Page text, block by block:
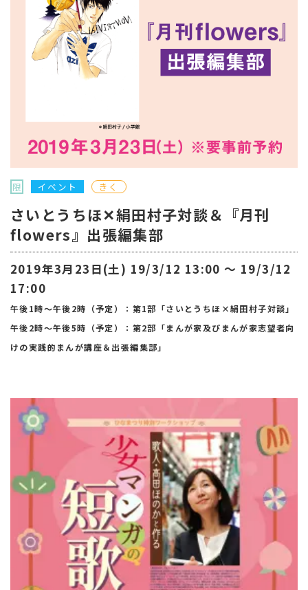
限 イベント きく
さいとうちほ✕絹田村子対談＆『月刊
flowers』出張編集部
2019年3月23日(土) 19/3/12 13:00 〜 19/3/12
17:00
午後1時～午後2時（予定）：第1部「さいとうちほ×絹田村子対談」
午後2時～午後5時（予定）：第2部「まんが家及びまんが家志望者向
けの実践的まんが講座＆出張編集部」